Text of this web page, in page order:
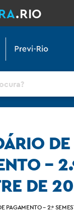
.RIO
DE
–
DE
PAGAMENTO – 2.º